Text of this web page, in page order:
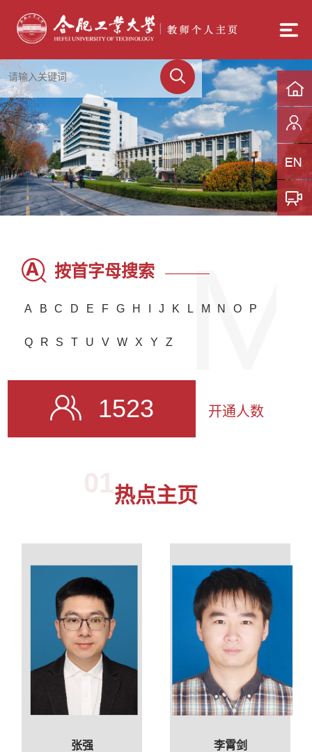
按首字母搜索 ————
A B C D E F G H J K L M N O P
Q R S T U V W X Y Z
1523 开通人数
热点主页
张强 李霄剑